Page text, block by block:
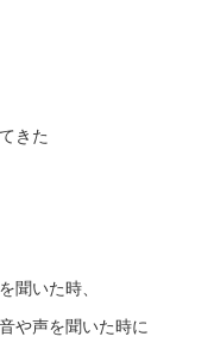
きた
聞いた時、
や声を聞いた時に